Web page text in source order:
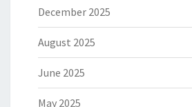
December 2025
August 2025
June 2025
May 2025